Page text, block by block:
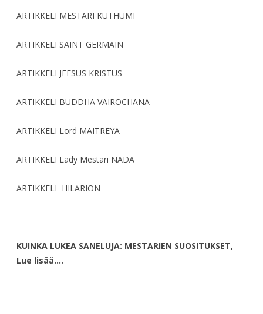
ARTIKKELI MESTARI KUTHUMI
ARTIKKELI SAINT GERMAIN
ARTIKKELI JEESUS KRISTUS
ARTIKKELI BUDDHA VAIROCHANA
ARTIKKELI Lord MAITREYA
ARTIKKELI Lady Mestari NADA
ARTIKKELI HILARION
KUINKA LUKEA SANELUJA: MESTARIEN SUOSITUKSET,
Lue lisää….